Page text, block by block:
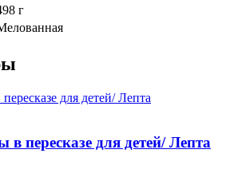
г
пересказе для детей/ Лепта